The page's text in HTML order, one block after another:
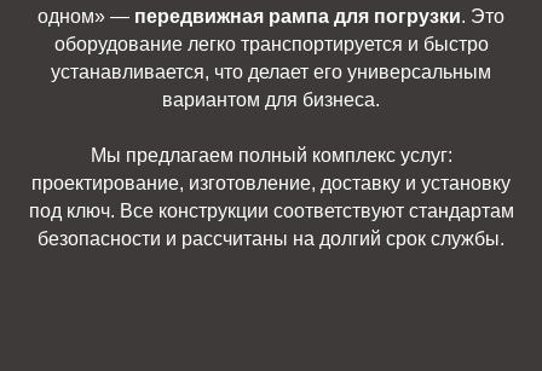
одном» — передвижная рампа для погрузки. Это
оборудование легко транспортируется и быстро
устанавливается, что делает его универсальным
вариантом для бизнеса.
Мы предлагаем полный комплекс услуг:
проектирование, изготовление, доставку и установку
под ключ. Все конструкции соответствуют стандартам
безопасности и рассчитаны на долгий срок службы.